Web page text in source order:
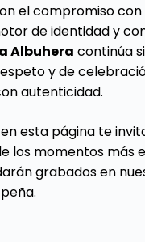
el compromiso
de identidad y
Albuhera continúa
y de
autenticidad.
esta página te
los momentos más
grabados en